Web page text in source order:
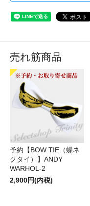
売れ筋商品
予約【BOW TIE（蝶ネ
クタイ）】ANDY
WARHOL-2
2,900円(内税)